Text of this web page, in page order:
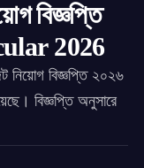
বিজ্ঞপ্তি
2026
নিয়োগ বিজ্ঞপ্তি ২০২৬
বিজ্ঞপ্তি অনুসারে